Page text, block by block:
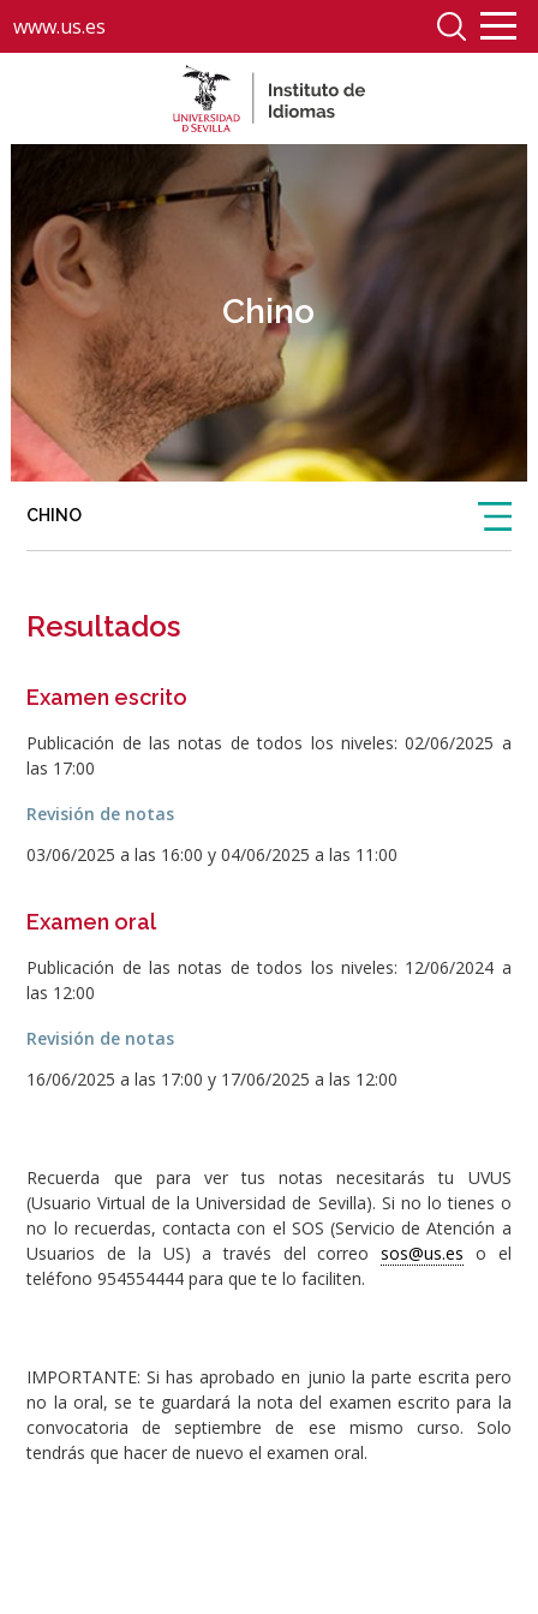
www.us.es
Chino
Resultados
Examen escrito
Publicación de las notas de todos los niveles: 02/06/2025 a
las 17:00
Revisión de notas
03/06/2025 a las 16:00 y 04/06/2025 a las 11:00
Examen oral
Publicación de las notas de todos los niveles: 12/06/2024 a
las 12:00
Revisión de notas
16/06/2025 a las 17:00 y 17/06/2025 a las 12:00
Recuerda que para ver tus notas necesitarás tu UVUS
(Usuario Virtual de la Universidad de Sevilla). Si no lo tienes o
no lo recuerdas, contacta con el SOS (Servicio de Atención a
Usuarios de la US) a través del correosos@us.es o el
teléfono 954554444 para que te lo faciliten.
IMPORTANTE: Si has aprobado en junio la parte escrita pero
no la oral, se te guardará la nota del examen escrito para la
convocatoria de septiembre de ese mismo curso. Solo
tendrás que hacer de nuevo el examen oral.
CHINO